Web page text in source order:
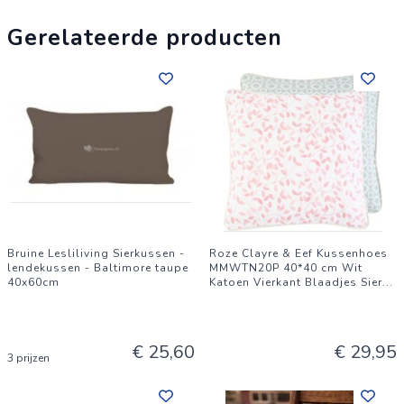
Gerelateerde producten
Bruine Lesliliving Sierkussen -
lendekussen - Baltimore taupe
40x60cm
3 prijzen € 25,60
Roze Clayre & Eef Kussenhoes
MMWTN20P 40*40 cm Wit
Katoen Vierkant Blaadjes Sier...
€ 29,95